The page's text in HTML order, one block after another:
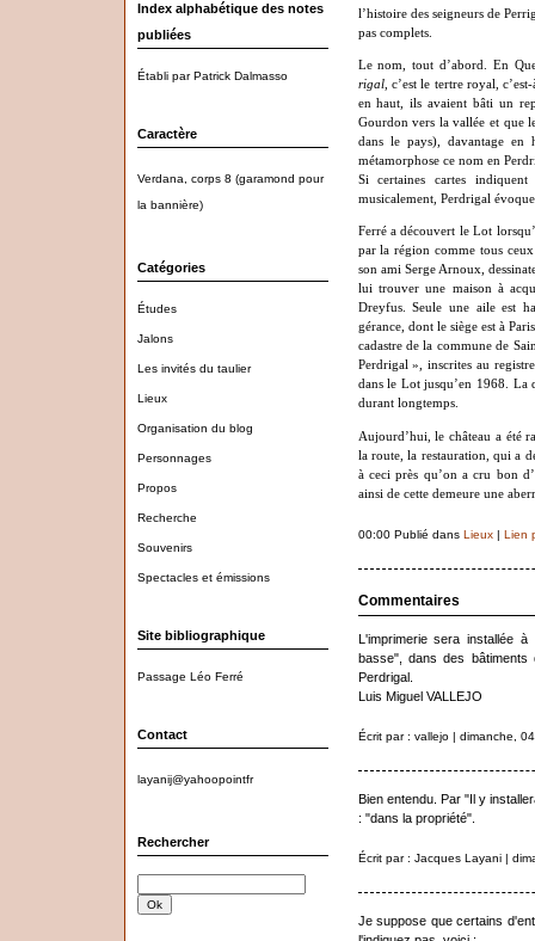
Index alphabétique des notes
publiées
Établi par Patrick Dalmasso
Caractère
Verdana, corps 8 (garamond pour
la bannière)
Catégories
Études
Jalons
Les invités du taulier
Lieux
Organisation du blog
Personnages
Propos
Recherche
Souvenirs
Spectacles et émissions
Site bibliographique
Passage Léo Ferré
Contact
layanij@yahoopointfr
Rechercher
l ’histoire des seigneurs de
pas complets.
Le nom, tout d ’abord. En
rigal, c’est le tertre royal, c’
en haut, ils avaient bâti un
Gourdon vers la vallée et que
dans le pays), davantage
métamorphose ce nom en
Si certaines cartes
musicalement, Perdrigal
Ferré a découvert le Lot lorsqu’
par la région comme tous
son ami Serge Arnoux,
lui trouver une maison à
Dreyfus. Seule une aile est
gérance, dont le siège est à
cadastre de la commune de
Perdrigal», inscrites au
dans le Lot jusqu’en 1968. La
durant longtemps.
Aujourd ’hui, le château a été
la route, la restauration, qui a
à ceci près qu’on a cru bon d
ainsi de cette demeure une
00:00 Publié dans Lieux| Lien
Commentaires
L'imprimerie sera installée
basse", dans des
Perdrigal.
Luis Miguel VALLEJO
Écrit par : vallejo | dimanche,
Bien entendu. Par "Il y
: "dans la propriété".
Écrit par : Jacques Layani |
Je suppose que certains